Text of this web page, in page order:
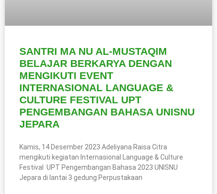
SANTRI MA NU AL-MUSTAQIM
BELAJAR BERKARYA DENGAN
MENGIKUTI EVENT
INTERNASIONAL LANGUAGE &
CULTURE FESTIVAL UPT
PENGEMBANGAN BAHASA UNISNU
JEPARA
Kamis, 14 Desember 2023 Adeliyana Raisa Citra
mengikuti kegiatan Internasional Language & Culture
Festival UPT Pengembangan Bahasa 2023 UNISNU
Jepara di lantai 3 gedung Perpustakaan